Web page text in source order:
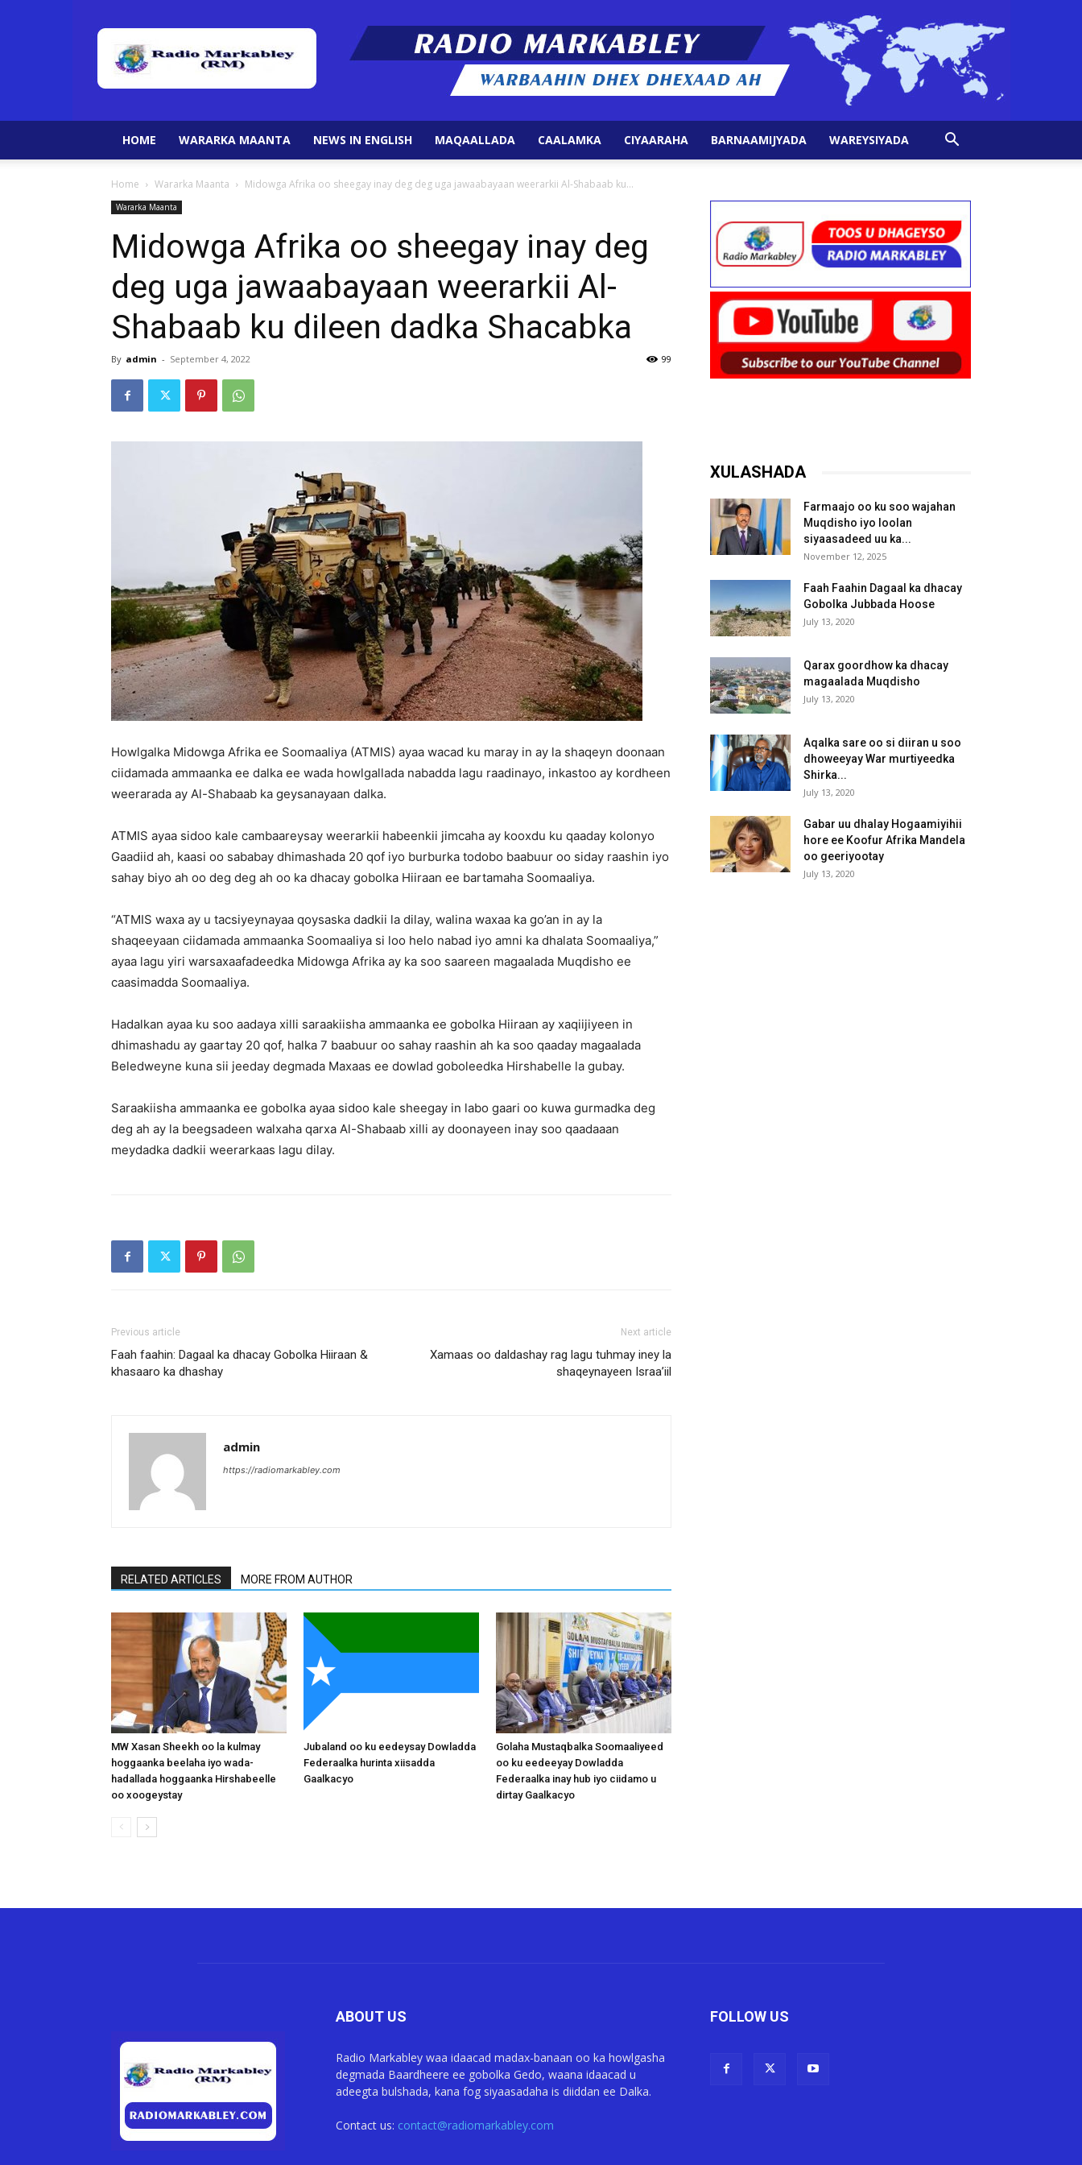
Markabley
HOME WARARKA MAANTA NEWS IN ENGLISH MAQAALLADA CAALAMKA CIYAARAHA BARNAAMIJYADA WAREYSIYADA
Home Wararka Maanta Midowga Afrika oo sheegay inay deg deg uga jawaabayaan weerarkii Al-Shabaab ku...
Wararka Maanta
Midowga Afrika oo sheegay inay deg
deg uga jawaabayaan weerarkii Al-
Shabaab ku dileen dadka Shacabka
By admin - September 4, 2022 99
Howlgalka Midowga Afrika ee Soomaaliya (ATMIS) ayaa wacad ku maray in ay la shaqeyn doonaan
ciidamada ammaanka ee dalka ee wada howlgallada nabadda lagu raadinayo, inkastoo ay kordheen
weerarada ay Al-Shabaab ka geysanayaan dalka.
ATMIS ayaa sidoo kale cambaareysay weerarkii habeenkii jimcaha ay kooxdu ku qaaday kolonyo
Gaadiid ah, kaasi oo sababay dhimashada 20 qof iyo burburka todobo baabuur oo siday raashin iyo
sahay biyo ah oo deg deg ah oo ka dhacay gobolka Hiiraan ee bartamaha Soomaaliya.
“ATMIS waxa ay u tacsiyeynayaa qoysaska dadkii la dilay, walina waxaa ka go’an in ay la
shaqeeyaan ciidamada ammaanka Soomaaliya si loo helo nabad iyo amni ka dhalata Soomaaliya,”
ayaa lagu yiri warsaxaafadeedka Midowga Afrika ay ka soo saareen magaalada Muqdisho ee
caasimadda Soomaaliya.
Hadalkan ayaa ku soo aadaya xilli saraakiisha ammaanka ee gobolka Hiiraan ay xaqiijiyeen in
dhimashadu ay gaartay 20 qof, halka 7 baabuur oo sahay raashin ah ka soo qaaday magaalada
Beledweyne kuna sii jeeday degmada Maxaas ee dowlad goboleedka Hirshabelle la gubay.
Saraakiisha ammaanka ee gobolka ayaa sidoo kale sheegay in labo gaari oo kuwa gurmadka deg
deg ah ay la beegsadeen walxaha qarxa Al-Shabaab xilli ay doonayeen inay soo qaadaaan
meydadka dadkii weerarkaas lagu dilay.
Previous article
Faah faahin: Dagaal ka dhacay Gobolka Hiiraan &
khasaaro ka dhashay
Next article
Xamaas oo daldashay rag lagu tuhmay iney la
shaqeynayeen Israa’iil
admin
https://radiomarkabley.com
RELATED ARTICLES MORE FROM AUTHOR
MW Xasan Sheekh oo la kulmay
hoggaanka beelaha iyo wada-
hadallada hoggaanka Hirshabeelle
oo xoogeystay
Jubaland oo ku eedeysay Dowladda
Federaalka hurinta xiisadda
Gaalkacyo
Golaha Mustaqbalka Soomaaliyeed
oo ku eedeeyay Dowladda
Federaalka inay hub iyo ciidamo u
dirtay Gaalkacyo
XULASHADA
Farmaajo oo ku soo wajahan
Muqdisho iyo loolan
siyaasadeed uu ka...
November 12, 2025
Faah Faahin Dagaal ka dhacay
Gobolka Jubbada Hoose
July 13, 2020
Qarax goordhow ka dhacay
magaalada Muqdisho
July 13, 2020
Aqalka sare oo si diiran u soo
dhoweeyay War murtiyeedka
Shirka...
July 13, 2020
Gabar uu dhalay Hogaamiyihii
hore ee Koofur Afrika Mandela
oo geeriyootay
July 13, 2020
ABOUT US
Radio Markabley waa idaacad madax-banaan oo ka howlgasha
degmada Baardheere ee gobolka Gedo, waana idaacad u
adeegta bulshada, kana fog siyaasadaha is diiddan ee Dalka.
Contact us: contact@radiomarkabley.com
FOLLOW US